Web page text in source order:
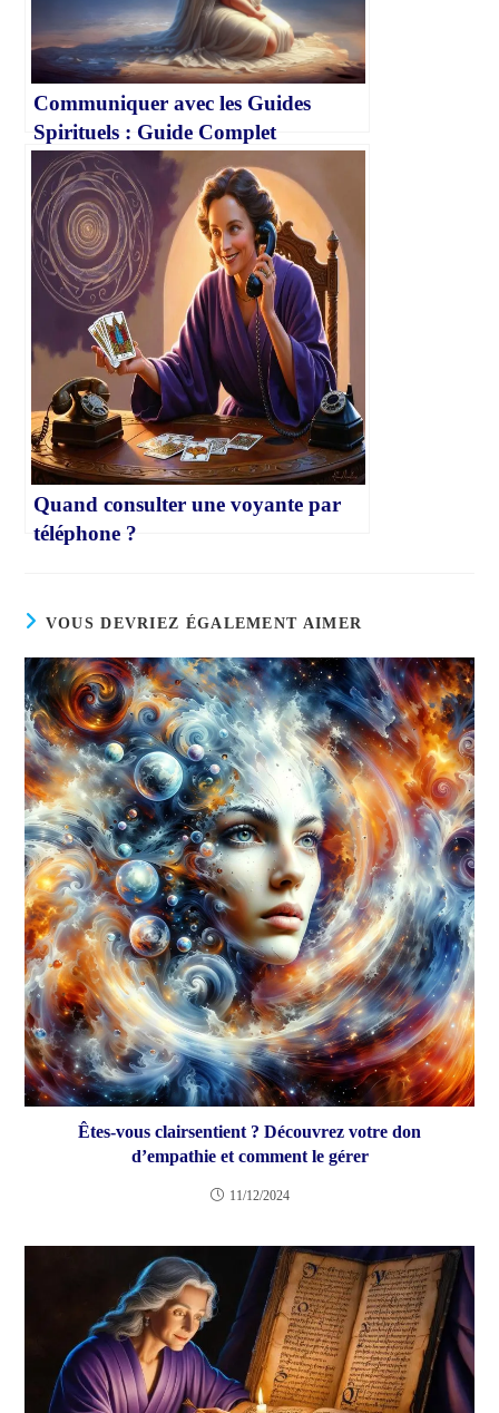
Communiquer avec les Guides
Spirituels : Guide Complet
Quand consulter une voyante par
téléphone ?
VOUS DEVRIEZ ÉGALEMENT AIMER
Êtes-vous clairsentient ? Découvrez votre don
d’empathie et comment le gérer
11/12/2024